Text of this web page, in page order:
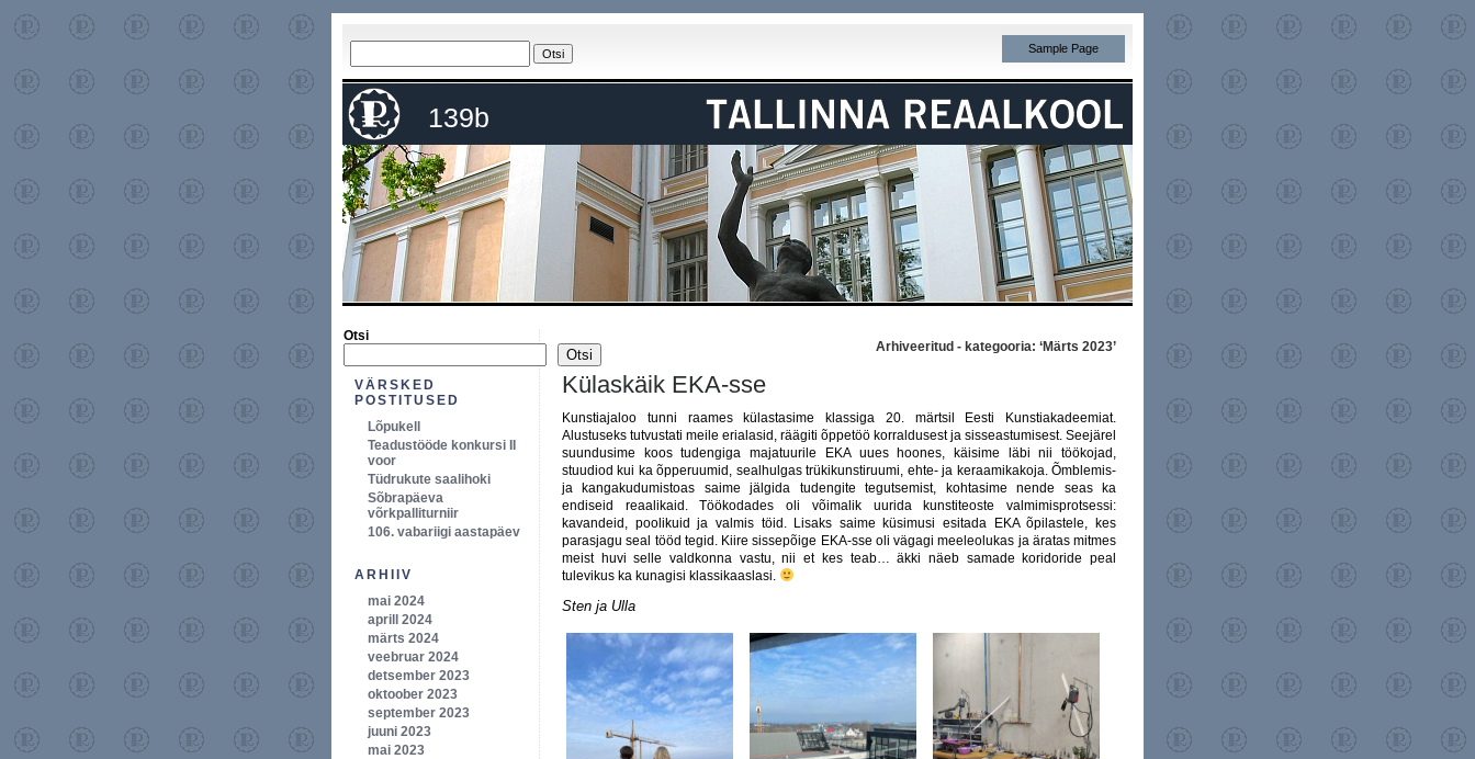
Sample Page
139b
Arhiveeritud - kategooria: ‘Märts 2023’
Külaskäik EKA-sse
Kunstiajaloo tunni raames külastasime klassiga 20. märtsil Eesti Kunstiakadeemiat.
Alustuseks tutvustati meile erialasid, räägiti õppetöö korraldusest ja sisseastumisest. Seejärel
suundusime koos tudengiga majatuurile EKA uues hoones, käisime läbi nii töökojad,
stuudiod kui ka õpperuumid, sealhulgas trükikunstiruumi, ehte- ja keraamikakoja. Õmblemis-
ja kangakudumistoas saime jälgida tudengite tegutsemist, kohtasime nende seas ka
endiseid reaalikaid. Töökodades oli võimalik uurida kunstiteoste valmimisprotsessi:
kavandeid, poolikuid ja valmis töid. Lisaks saime küsimusi esitada EKA õpilastele, kes
parasjagu seal tööd tegid. Kiire sissepõige EKA-sse oli vägagi meeleolukas ja äratas mitmes
meist huvi selle valdkonna vastu, nii et kes teab… äkki näeb samade koridoride peal
tulevikus ka kunagisi klassikaaslasi.
Sten ja Ulla
Otsi
Otsi
VÄRSKED
POSTITUSED
Lõpukell
Teadustööde konkursi II
voor
Tüdrukute saalihoki
Sõbrapäeva
võrkpalliturniir
106. vabariigi aastapäev
ARHIIV
mai 2024
aprill 2024
märts 2024
veebruar 2024
detsember 2023
oktoober 2023
september 2023
juuni 2023
mai 2023